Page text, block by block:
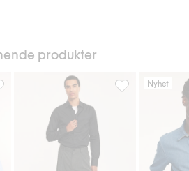
produkter
oxfordskjorte regular fit, Legg til
Skjorte i slim
Nyhet